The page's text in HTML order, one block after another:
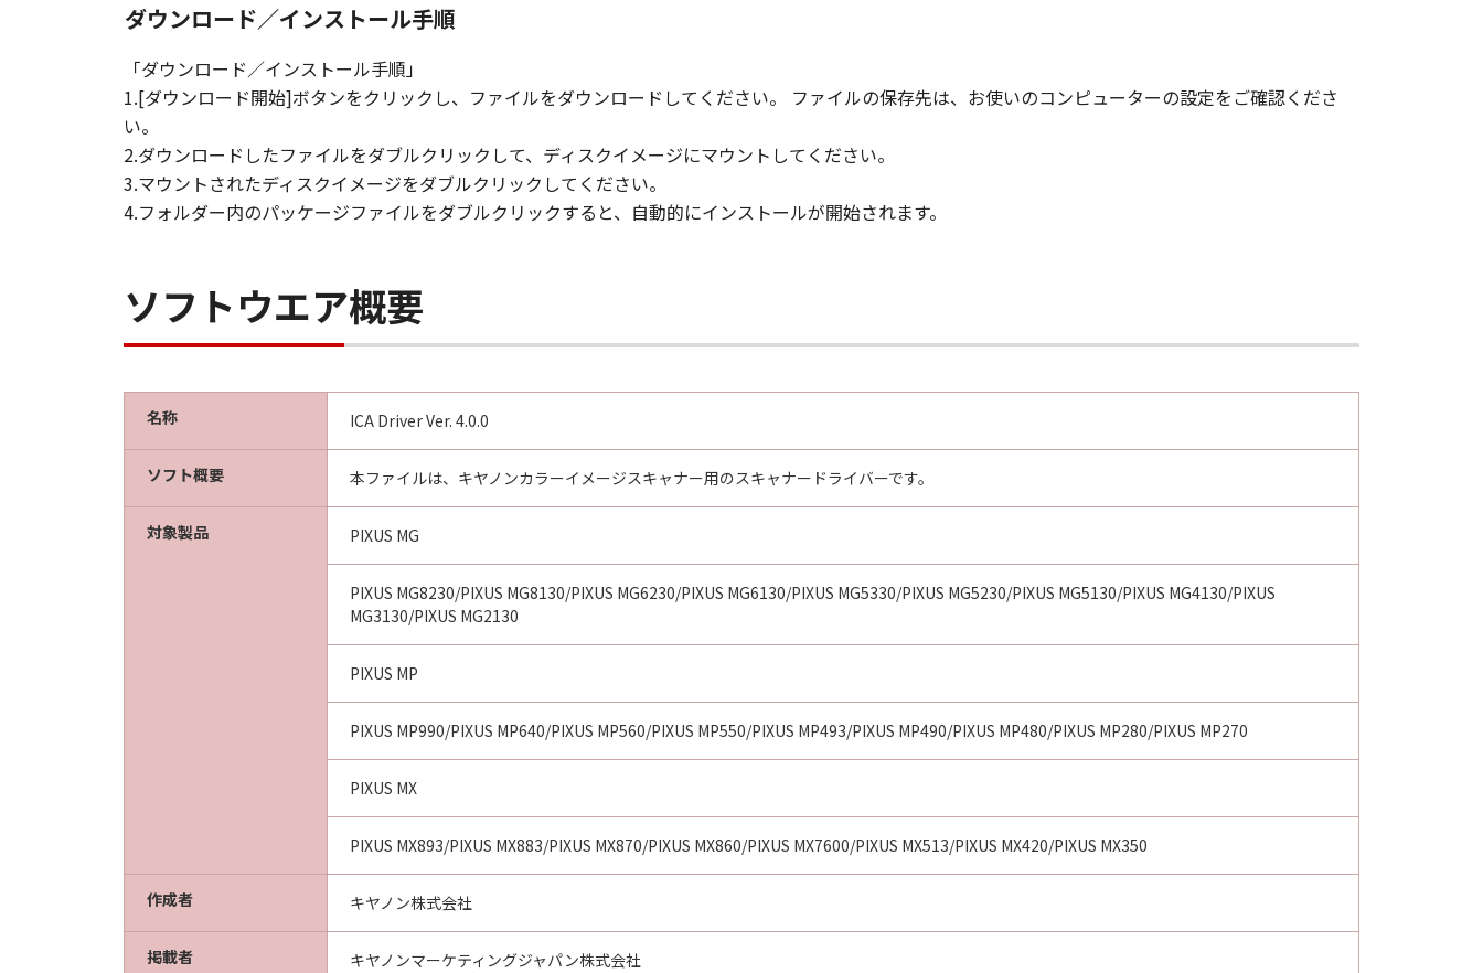
ダウンロード／インストール手順
「ダウンロード／インストール手順」
1.[ダウンロード開始]ボタンをクリックし、ファイルをダウンロードしてください。 ファイルの保存先は、お使いのコンピューターの設定をご確認くださ
い。
2.ダウンロードしたファイルをダブルクリックして、ディスクイメージにマウントしてください。
3.マウントされたディスクイメージをダブルクリックしてください。
4.フォルダー内のパッケージファイルをダブルクリックすると、自動的にインストールが開始されます。
ソフトウエア概要
名称 ICA Driver Ver. 4.0.0
ソフト概要 本ファイルは、キヤノンカラーイメージスキャナー用のスキャナードライバーです。
対象製品 PIXUS MG
PIXUS MG8230/PIXUS MG8130/PIXUS MG6230/PIXUS MG6130/PIXUS MG5330/PIXUS MG5230/PIXUS MG5130/PIXUS MG4130/PIXUS
MG3130/PIXUS MG2130
PIXUS MP
PIXUS MP990/PIXUS MP640/PIXUS MP560/PIXUS MP550/PIXUS MP493/PIXUS MP490/PIXUS MP480/PIXUS MP280/PIXUS MP270
PIXUS MX
PIXUS MX893/PIXUS MX883/PIXUS MX870/PIXUS MX860/PIXUS MX7600/PIXUS MX513/PIXUS MX420/PIXUS MX350
作成者 キヤノン株式会社
掲載者 キヤノンマーケティングジャパン株式会社